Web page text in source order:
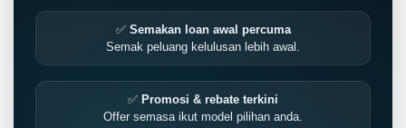
✅ Semakan loan awal percuma
Semak peluang kelulusan lebih awal.
✅ Promosi & rebate terkini
Offer semasa ikut model pilihan anda.